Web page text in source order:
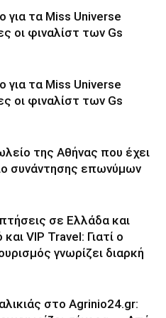
για τα Miss Universe
οι φιναλίστ των Gs
για τα Miss Universe
οι φιναλίστ των Gs
της Αθήνας που έχει
συνάντησης επωνύμων
σε Ελλάδα και
VIP Travel: Γιατί ο
γνωρίζει διαρκή
στο Agrinio24.gr: